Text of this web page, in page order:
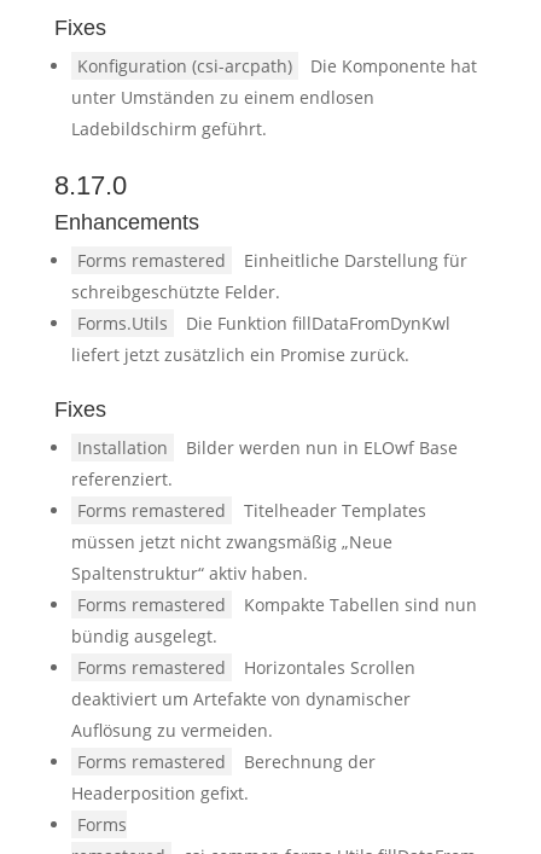
Fixes
Konfiguration (csi-arcpath)
Die Komponente hat
unter Umständen zu einem endlosen
Ladebildschirm geführt.
8.17.0
Enhancements
Forms remastered
Einheitliche Darstellung für
schreibgeschützte Felder.
Forms.Utils
Die Funktion fillDataFromDynKwl
liefert jetzt zusätzlich ein Promise zurück.
Fixes
Installation
Bilder werden nun in ELOwf Base
referenziert.
Forms remastered
Titelheader Templates
müssen jetzt nicht zwangsmäßig „Neue
Spaltenstruktur“ aktiv haben.
Forms remastered
Kompakte Tabellen sind nun
bündig ausgelegt.
Forms remastered
Horizontales Scrollen
deaktiviert um Artefakte von dynamischer
Auflösung zu vermeiden.
Forms remastered
Berechnung der
Headerposition gefixt.
Forms